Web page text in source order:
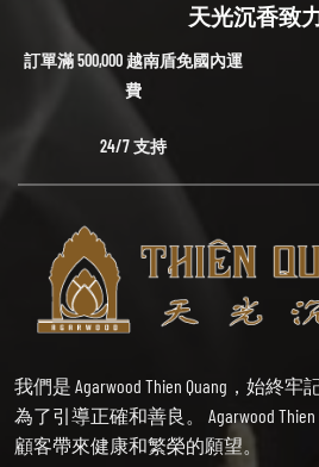
天光沉香致
訂單滿 500,000 越南盾免國內運
費
24/7 支持
我們是 Agarwood Thien Quang，始終
為了引導正確和善良。 Agarwood
顧客帶來健康和繁榮的願望。